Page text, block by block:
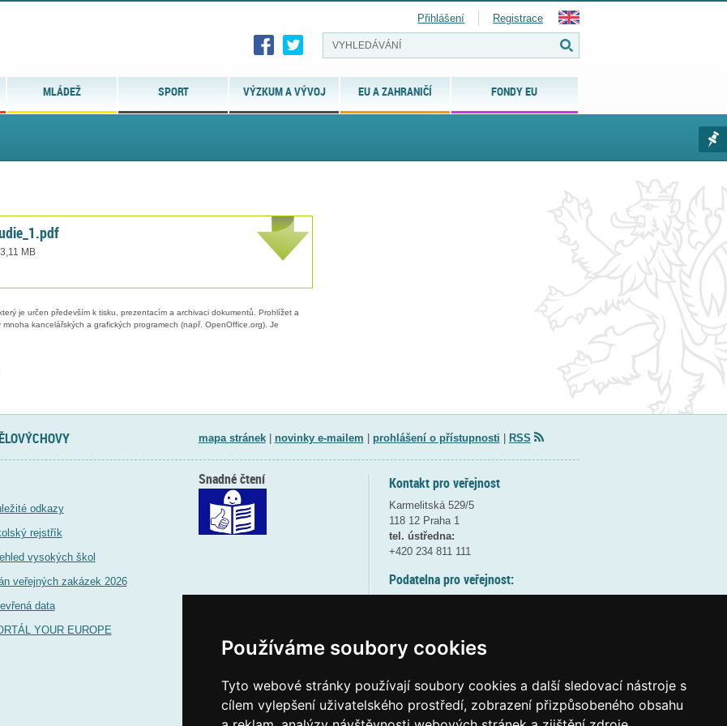
Používáme soubory cookies
Tyto webové stránky používají soubory cookies a další sledovací nástroje s
cílem vylepšení uživatelského prostředí, zobrazení přizpůsobeného obsahu
MLÁDEŽ SPORT VÝZKUM A VÝVOJ EU A ZAHRANIČÍ FONDY EU
Přihlášení Registrace
MB
je určen především k tisku, prezentacím a archivaci dokumentů. Prohlížet a
mnoha kancelářských a grafických programech (např. OpenOffice.org). Je
mapa stránek| novinky e-mailem prohlášení o přístupnosti RSS
odkazy
rejstřík
vysokých škol
veřejných zakázek 2026
data
YOUR EUROPE
Kontakt pro veřejnost
Karmelitská 529/5
118 12 Praha 1
tel. ústředna:
+420 234 811 111
Podatelna pro veřejnost:
(více informací
Elektronická podatelna:
Snadné čtení